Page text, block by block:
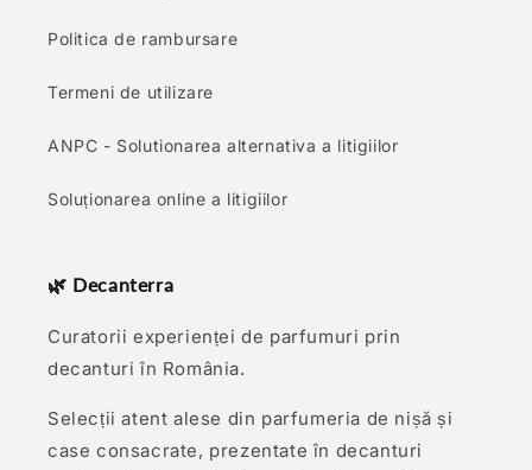
Politica de rambursare
Termeni de utilizare
ANPC - Solutionarea alternativa a litigiilor
Soluționarea online a litigiilor
🌿 Decanterra
Curatorii experienței de parfumuri prin
decanturi în România.
Selecții atent alese din parfumeria de nișă și
case consacrate, prezentate în decanturi